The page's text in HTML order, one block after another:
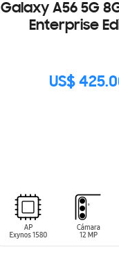
Galaxy A56 5G
Enterprise
US$
SIN